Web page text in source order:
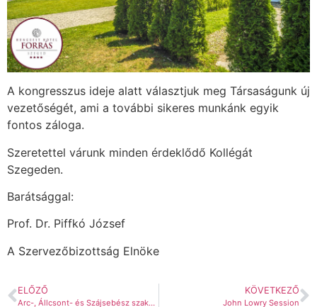
A kongresszus ideje alatt választjuk meg Társaságunk új
vezetőségét, ami a további sikeres munkánk egyik
fontos záloga.
Szeretettel várunk minden érdeklődő Kollégát
Szegeden.
Barátsággal:
Prof. Dr. Piffkó József
A Szervezőbizottság Elnöke
ELŐZŐ
Arc-, Állcsont- és Szájsebész szakorvosjelöltek nemzetközi kongresszusa, Tirana, 2024
KÖVETKEZŐ
John Lowry Session